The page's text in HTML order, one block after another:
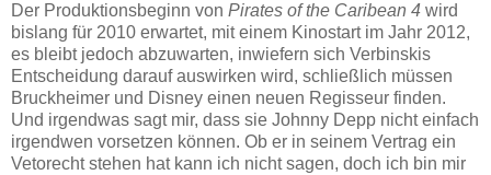
Der Produktionsbeginn von Pirates of the Caribean 4 wird
bislang für 2010 erwartet, mit einem Kinostart im Jahr 2012,
es bleibt jedoch abzuwarten, inwiefern sich Verbinskis
Entscheidung darauf auswirken wird, schließlich müssen
Bruckheimer und Disney einen neuen Regisseur finden.
Und irgendwas sagt mir, dass sie Johnny Depp nicht einfach
irgendwen vorsetzen können. Ob er in seinem Vertrag ein
Vetorecht stehen hat kann ich nicht sagen, doch ich bin mir